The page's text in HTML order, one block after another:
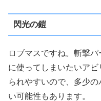
閃光の鎧
ロブマスですね。斬撃
に使ってしまいたいア
られやすいので、多少
い可能性もあります。